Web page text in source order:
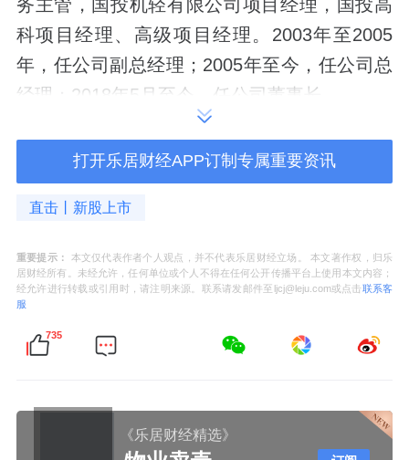
务主管，国投机轻有限公司项目经理，国投高
科项目经理、高级项目经理。2003年至2005
年，任公司副总经理；2005年至今，任公司总
经理；2018年5月至今，任公司董事长。
2024年，孙迎彤薪酬为175.04万元。
打开乐居财经APP订制专属重要资讯
直击丨新股上市
重要提示：
本文仅代表作者个人观点，并不代表乐居财经立场。 本文著作权，归乐
居财经所有。未经允许，任何单位或个人不得在任何公开传播平台上使用本文内容；
经允许进行转载或引用时，请注明来源。联系请发邮件至ljcj@leju.com或点击联系客
服
735
《乐居财经精选》